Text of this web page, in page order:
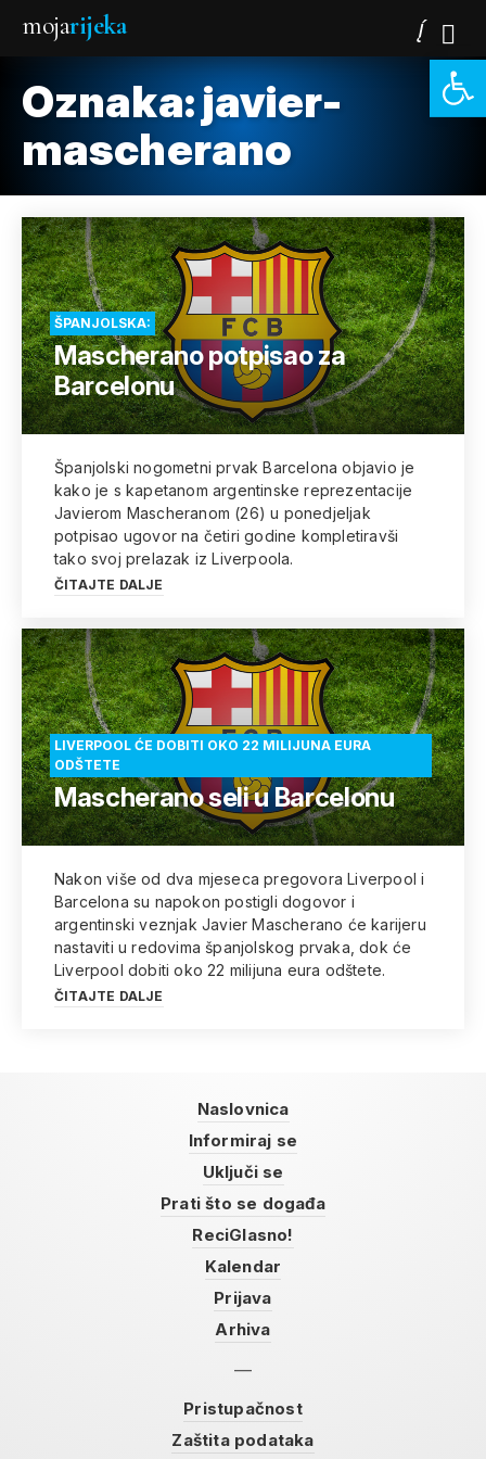
mojarijeka
Oznaka:javier-
mascherano
ŠPANJOLSKA:
Mascherano potpisao za
Barcelonu
Španjolski nogometni prvak Barcelona objavio je
kako je s kapetanom argentinske reprezentacije
Javierom Mascheranom (26) u ponedjeljak
potpisao ugovor na četiri godine kompletiravši
tako svoj prelazak iz Liverpoola.
ČITAJTE DALJE
LIVERPOOL ĆE DOBITI OKO 22 MILIJUNA EURA
ODŠTETE
Mascherano seli u Barcelonu
Nakon više od dva mjeseca pregovora Liverpool i
Barcelona su napokon postigli dogovor i
argentinski veznjak Javier Mascherano će karijeru
nastaviti u redovima španjolskog prvaka, dok će
Liverpool dobiti oko 22 milijuna eura odštete.
ČITAJTE DALJE
Naslovnica
Informiraj se
Uključi se
Prati što se događa
ReciGlasno!
Kalendar
Prijava
Arhiva
Pristupačnost
Zaštita podataka